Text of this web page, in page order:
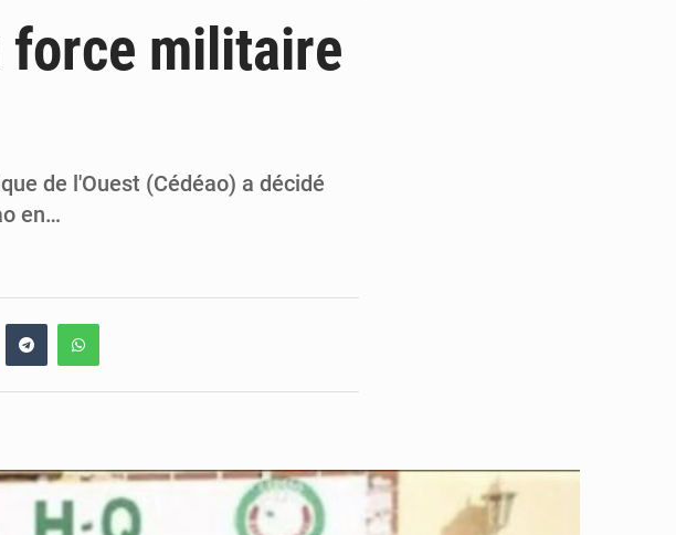
la ministre Véronique Leu-Govind
pour la filière soja bio
force militaire
de l'Ouest (Cédéao) a décidé
en…